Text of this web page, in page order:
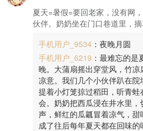
夏天=暑假=要回老家，没有网
伙伴。奶奶坐在门口巷道里，摘
手机用户_9534 ：夜晚月圆
手机用户_6219 ：最难忘的
晚。大蒲扇摇出穿堂风，竹凉
凉意。我们几个小伙伴趴在院
提着小灯笼掠过稻田，听青蛙
会。奶奶把西瓜浸在井水里，
声，鲜红的瓜瓤冒着凉气，甜
成了往后每年夏天都在回味的